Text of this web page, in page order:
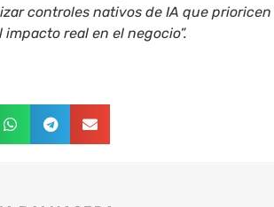
controles nativos de IA que prioricen
real en el negocio”.